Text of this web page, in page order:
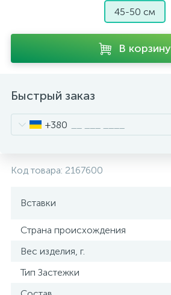
45-50 см
В корзину
Быстрый заказ
+380
Код товара: 2167600
Вставки
Страна происхождения
Вес изделия, г.
Тип Застежки